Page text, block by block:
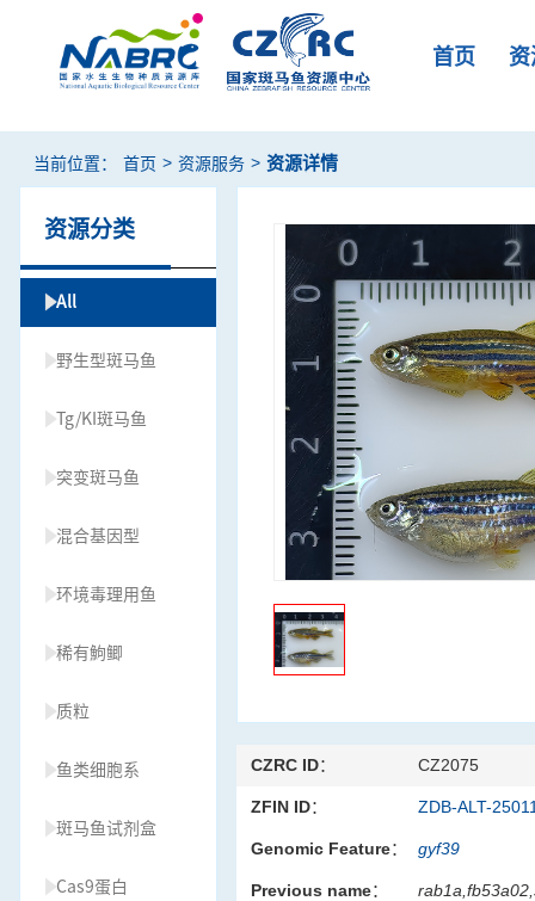
首页
当前位置： 首页 > 资源服务 > 资源详情
资源分类
All
野生型斑马鱼
Tg/KI斑马鱼
突变斑马鱼
混合基因型
环境毒理用鱼
稀有鮈鲫
质粒
鱼类细胞系
斑马鱼试剂盒
Cas9蛋白
CZRC ID： CZ2075
ZFIN ID： ZDB-ALT-
Genomic Feature： gyf39
Previous name：